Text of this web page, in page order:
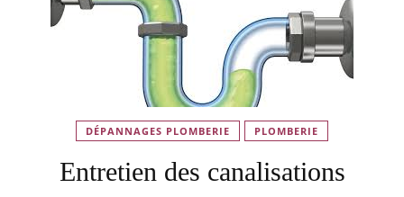
DÉPANNAGES PLOMBERIE PLOMBERIE
Entretien des canalisations